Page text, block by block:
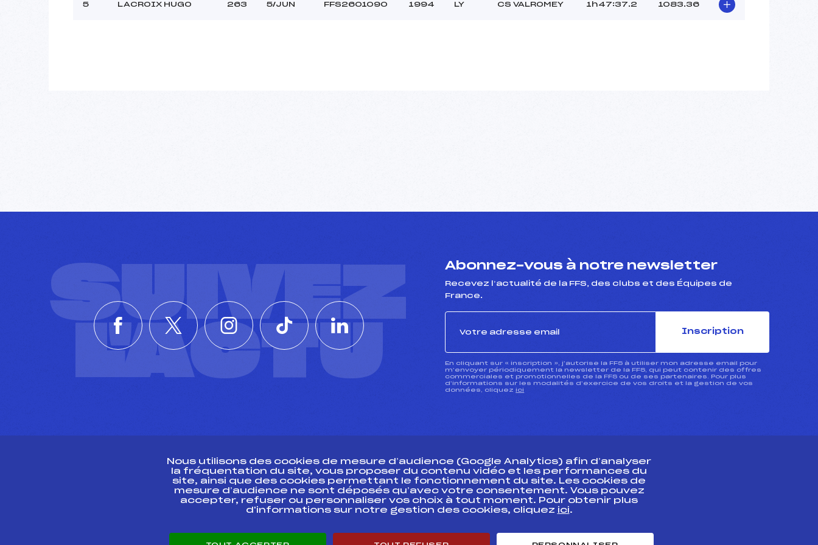
5 LACROIX HUGO 263 5/JUN FFS2601090 1994 LY CS VALROMEY 1h47:37.2 1083.36
SUIVEZ
L'ACTU
Abonnez-vous à notre newsletter
Recevez l’actualité de la FFS, des clubs et des Équipes de
France.
Inscription
En cliquant sur « inscription », j’autorise la FFS à utiliser mon adresse email pour
m’envoyer périodiquement la newsletter de la FFS, qui peut contenir des offres
commerciales et promotionnelles de la FFS ou de ses partenaires. Pour plus
d’informations sur les modalités d’exercice de vos droits et la gestion de vos
données, cliquez ici
Ressources
Pass’Neige
Projet sportif fédéral
Pôle vie de l’athlète
Enseignement professionnel
Nous utilisons des cookies de mesure d’audience (Google Analytics) afin d’analyser
la fréquentation du site, vous proposer du contenu vidéo et les performances du
site, ainsi que des cookies permettant le fonctionnement du site. Les cookies de
mesure d’audience ne sont déposés qu’avec votre consentement. Vous pouvez
accepter, refuser ou personnaliser vos choix à tout moment. Pour obtenir plus
d'informations sur notre gestion des cookies, cliquez ici.